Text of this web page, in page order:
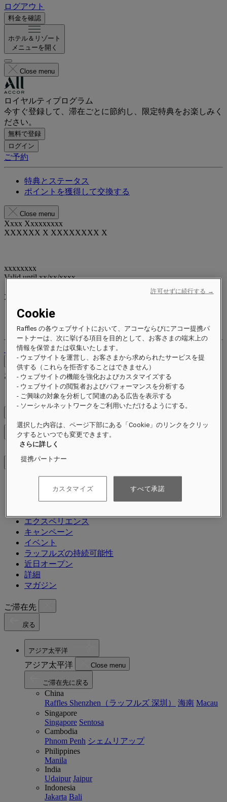
ログアウト
料金を確認
ホテル＆リゾート
メニューを開く
Close menu
ロイヤルティプログラム
今すぐ登録して、滞在ごとに節約し、限定特典をお楽しみく
ださい。
無料で登録
ログイン
ご予約
特典とステータス
ポイントを獲得して交換する
Close menu
Xxxx Xxxxxxxxx
XXXXXX X XXXXXXXX X
xxxxxxxx
Valid untilxx/xx/xxxx
XXX
ロイヤルティアカウント
ご予約
ログアウト
お問い合わせ
お問い合わせ Close menu
Find Your Local Number
メニューを閉じる
ご滞在先
ホテル＆リゾート
エクスペリエンス
キャンペーン
イベント
ラッフルズの持続可能性
近日オープン
詳細
マガジン
ご滞在先
戻る
アジア太平洋
アジア太平洋 Close menu
ご滞在先に戻る
China
Raffles Shenzhen（ラッフルズ 深圳）
海南 Macau
Singapore
Singapore Sentosa
Cambodia
Phnom Penh シェムリアップ
Philippines
Manila
India
Udaipur Jaipur
Indonesia
Jakarta Bali
Cookie
Raffles の各ウェブサイトにおいて、アコーならびにアコー提携パ
ートナーは、次に挙げる項目を目的として、お客さまの端末上の
情報を保管または収集いたします。
- ウェブサイトを運営し、お客さまから求められたサービスを提
供する（これらを拒否することはできません）
- ウェブサイトの機能を強化およびカスタマイズする
- ウェブサイトの閲覧者およびパフォーマンスを分析する
- ご興味の対象を分析して関連のある広告を表示する
- ソーシャルネットワークをご利用いただけるようにする。
選択した内容は、ページ下部にある「Cookie」のリンクをクリッ
クするといつでも変更できます。
さらに詳しく
提携パートナー
カスタマイズ すべて承諾
許可せずに続行する →